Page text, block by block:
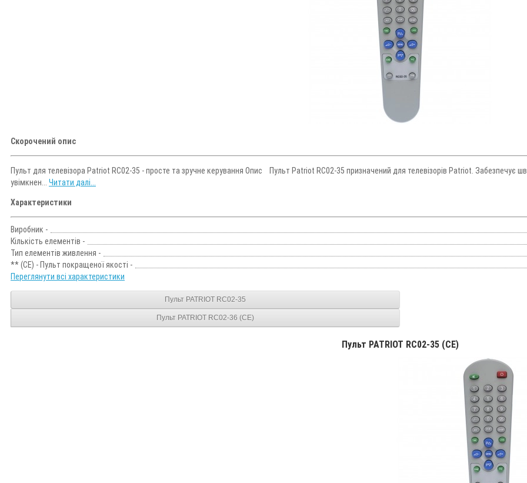
Скорочений опис
Пульт для телевізора Patriot RC02-35 - просте та зручне керування Опис Пульт Patriot RC02-35 призначений для телевізорів Patriot. Забезпечує
увімкнен... Читати далі...
Характеристики
Виробник -
Кількість елементів -
Тип елементів живлення -
** (CE) - Пульт покращеної якості -
Переглянути всі характеристики
Пульт PATRIOT RC02-35
Пульт PATRIOT RC02-36 (CE)
Пульт PATRIOT RC02-35 (CE)